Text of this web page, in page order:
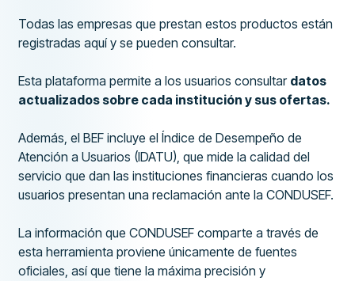
Todas las empresas que prestan estos productos están
registradas aquí y se pueden consultar.
Esta plataforma permite a los usuarios consultar datos
actualizados sobre cada institución y sus ofertas.
Además, el BEF incluye el Índice de Desempeño de
Atención a Usuarios (IDATU), que mide la calidad del
servicio que dan las instituciones financieras cuando los
usuarios presentan una reclamación ante la CONDUSEF.
La información que CONDUSEF comparte a través de
esta herramienta proviene únicamente de fuentes
oficiales, así que tiene la máxima precisión y